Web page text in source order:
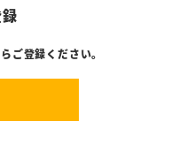
ご登録ください。